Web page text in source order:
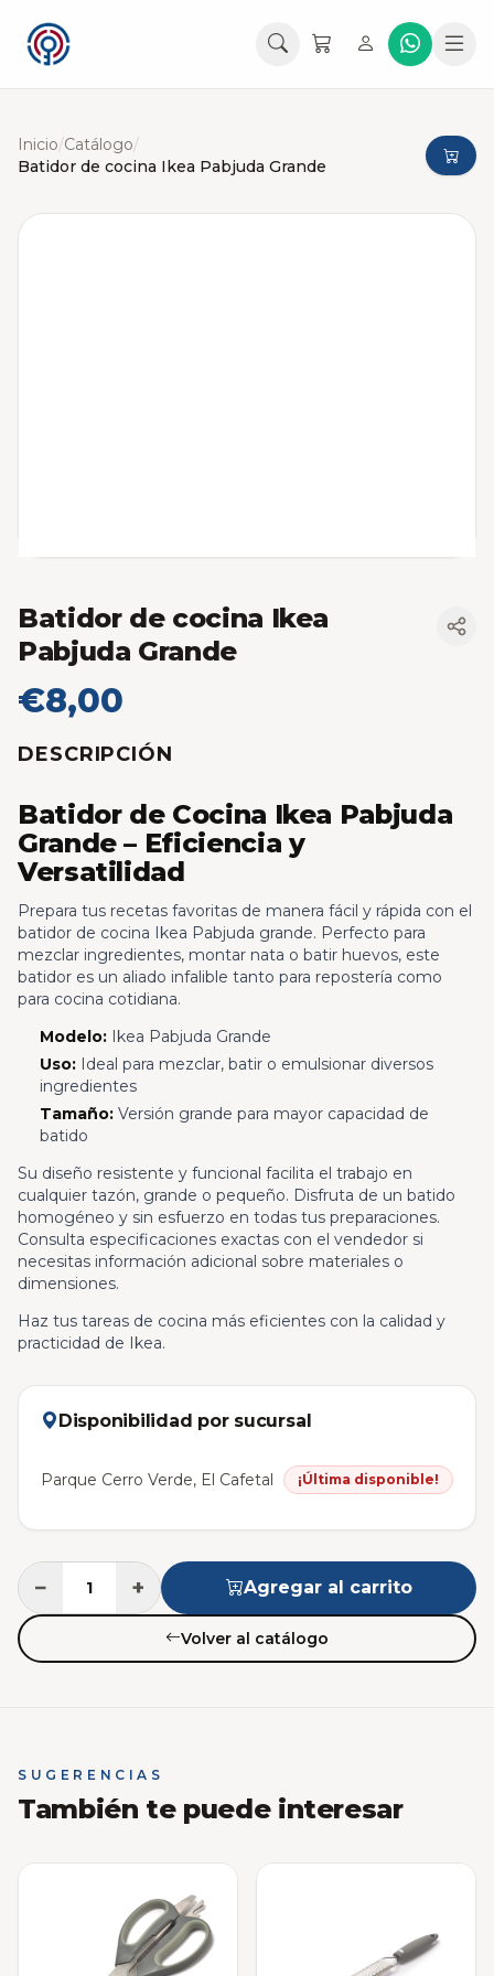
Inicio/Catálogo/
Batidor de cocina Ikea Pabjuda Grande
Batidor de cocina Ikea
Pabjuda Grande
€8,00
DESCRIPCIÓN
Batidor de Cocina Ikea Pabjuda
Grande – Eficiencia y
Versatilidad
Prepara tus recetas favoritas de manera fácil y rápida con el
batidor de cocina Ikea Pabjuda grande. Perfecto para
mezclar ingredientes, montar nata o batir huevos, este
batidor es un aliado infalible tanto para repostería como
para cocina cotidiana.
Modelo:Ikea Pabjuda Grande
Uso:Ideal para mezclar, batir o emulsionar diversos
ingredientes
Tamaño:Versión grande para mayor capacidad de
batido
Su diseño resistente y funcional facilita el trabajo en
cualquier tazón, grande o pequeño. Disfruta de un batido
homogéneo y sin esfuerzo en todas tus preparaciones.
Consulta especificaciones exactas con el vendedor si
necesitas información adicional sobre materiales o
dimensiones.
Haz tus tareas de cocina más eficientes con la calidad y
practicidad de Ikea.
Disponibilidad por sucursal
Parque Cerro Verde, El Cafetal ¡Última disponible!
− + Agregar al carrito
Volver al catálogo
SUGERENCIAS
También te puede interesar